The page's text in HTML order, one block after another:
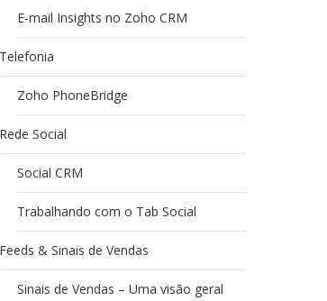
E-mail Insights no Zoho CRM
Telefonia
Zoho PhoneBridge
Rede Social
Social CRM
Trabalhando com o Tab Social
Feeds & Sinais de Vendas
Sinais de Vendas – Uma visão geral